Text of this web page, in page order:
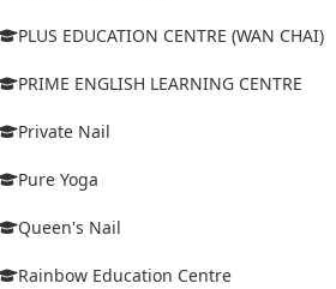
PLUS EDUCATION CENTRE (WAN CHAI)
PRIME ENGLISH LEARNING CENTRE
Private Nail
Pure Yoga
Queen's Nail
Rainbow Education Centre